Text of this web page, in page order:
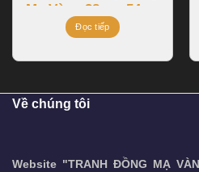
Mạ Vàng 38cmx54cm
Đọc tiếp
Về chúng tôi
Website "TRANH ĐỒNG MẠ